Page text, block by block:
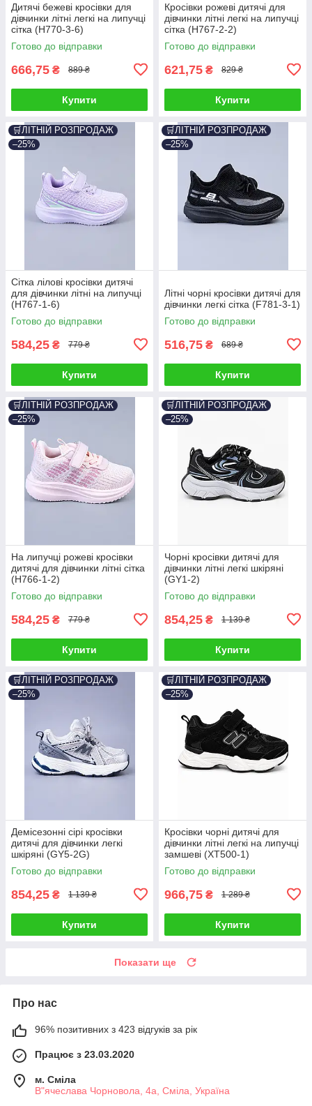
Дитячі бежеві кросівки для
дівчинки літні легкі на липучці
сітка (H770-3-6)
Готово до відправки
666,75 ₴ 889 ₴
Купити
Кросівки рожеві дитячі для
дівчинки літні легкі на липучці
сітка (H767-2-2)
Готово до відправки
621,75 ₴ 829 ₴
Купити
🛒ЛІТНІЙ РОЗПРОДАЖ
–25%
Сітка лілові кросівки дитячі
для дівчинки літні на липучці
(H767-1-6)
Готово до відправки
584,25 ₴ 779 ₴
Купити
🛒ЛІТНІЙ РОЗПРОДАЖ
–25%
Літні чорні кросівки дитячі для
дівчинки легкі сітка (F781-3-1)
Готово до відправки
516,75 ₴ 689 ₴
Купити
🛒ЛІТНІЙ РОЗПРОДАЖ
–25%
На липучці рожеві кросівки
дитячі для дівчинки літні сітка
(H766-1-2)
Готово до відправки
584,25 ₴ 779 ₴
Купити
🛒ЛІТНІЙ РОЗПРОДАЖ
–25%
Чорні кросівки дитячі для
дівчинки літні легкі шкіряні
(GY1-2)
Готово до відправки
854,25 ₴ 1 139 ₴
Купити
🛒ЛІТНІЙ РОЗПРОДАЖ
–25%
Демісезонні сірі кросівки
дитячі для дівчинки легкі
шкіряні (GY5-2G)
Готово до відправки
854,25 ₴ 1 139 ₴
Купити
🛒ЛІТНІЙ РОЗПРОДАЖ
–25%
Кросівки чорні дитячі для
дівчинки літні легкі на липучці
замшеві (XT500-1)
Готово до відправки
966,75 ₴ 1 289 ₴
Купити
Показати ще
Про нас
96% позитивних з 423 відгуків за рік
Працює з 23.03.2020
м. Сміла
В"ячеслава Чорновола, 4а, Сміла, Україна